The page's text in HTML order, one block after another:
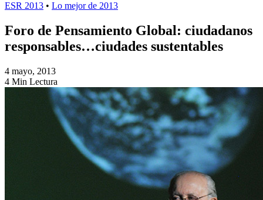
ESR 2013 • Lo mejor de 2013
Foro de Pensamiento Global: ciudadanos
responsables…ciudades sustentables
4 mayo, 2013
4 Min Lectura